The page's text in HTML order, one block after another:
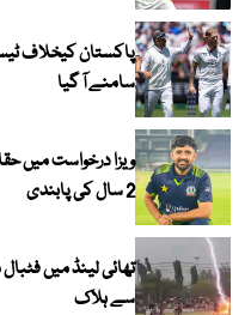
سامنے آ گیا
ویزا درخواست میں
2 سال کی پابندی
تھائی لینڈ میں
سے ہلاک